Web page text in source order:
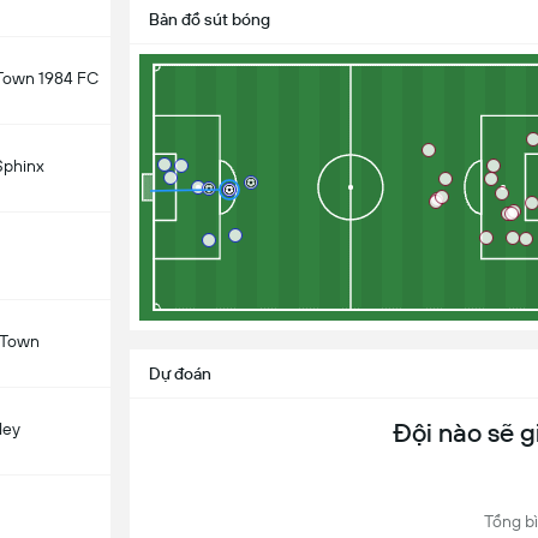
1984 FC
Bản đồ sút bóng
Dự đoán
Đội nào sẽ
Tổng